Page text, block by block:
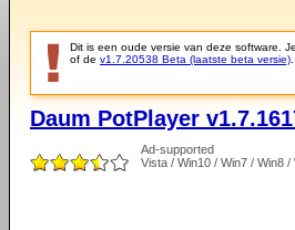
Dit is een oude versie van deze software.
of de v1.7.20538 Beta (laatste beta versie)
Daum PotPlayer
Ad-supported
Vista / Win10 / Win7 / Win8 /